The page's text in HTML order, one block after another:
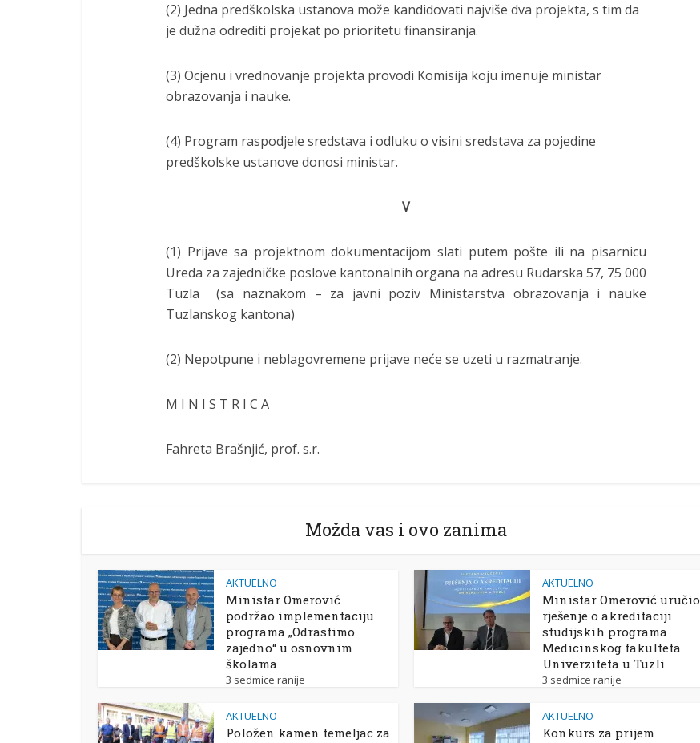
(2) Jedna predškolska ustanova može kandidovati najviše dva projekta, s tim da
je dužna odrediti projekat po prioritetu finansiranja.
(3) Ocjenu i vrednovanje projekta provodi Komisija koju imenuje ministar
obrazovanja i nauke.
(4) Program raspodjele sredstava i odluku o visini sredstava za pojedine
predškolske ustanove donosi ministar.
V
(1) Prijave sa projektnom dokumentacijom slati putem pošte ili na pisarnicu
Ureda za zajedničke poslove kantonalnih organa na adresu Rudarska 57, 75 000
Tuzla (sa naznakom – za javni poziv Ministarstva obrazovanja i nauke
Tuzlanskog kantona)
(2) Nepotpune i neblagovremene prijave neće se uzeti u razmatranje.
M I N I S T R I C A
Fahreta Brašnjić, prof. s.r.
Možda vas i ovo zanima
AKTUELNO
Ministar Omerović
podržao implementaciju
programa „Odrastimo
zajedno“ u osnovnim
školama
3 sedmice ranije
AKTUELNO
Ministar Omerović uručio
rješenje o akreditaciji
studijskih programa
Medicinskog fakulteta
Univerziteta u Tuzli
3 sedmice ranije
AKTUELNO
Položen kamen temeljac za
AKTUELNO
Konkurs za prijem